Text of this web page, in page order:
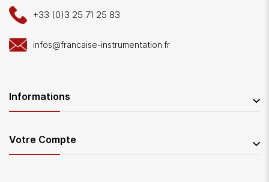
+33 (0)3 25 71 25 83
infos@francaise-instrumentation.fr
Informations
Votre Compte